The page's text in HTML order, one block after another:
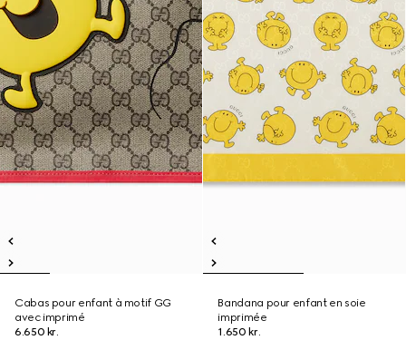
Cabas pour enfant à motif GG
avec imprimé
6.650 kr.
Bandana pour enfant en soie
imprimée
1.650 kr.